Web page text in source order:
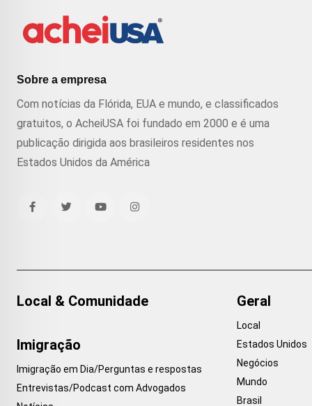
Sobre a empresa
Com notícias da Flórida, EUA e mundo, e classificados
gratuitos, o AcheiUSA foi fundado em 2000 e é uma
publicação dirigida aos brasileiros residentes nos
Estados Unidos da América
Local & Comunidade
Imigração
Imigração em Dia/Perguntas e respostas
Entrevistas/Podcast com Advogados
Geral
Local
Estados Unidos
Negócios
Mundo
Brasil